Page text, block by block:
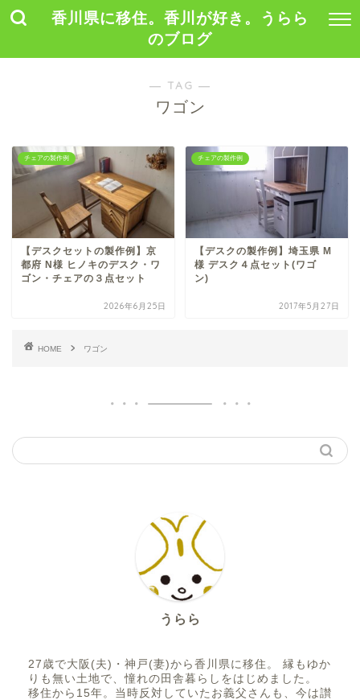
香川県に移住。香川が好き。うらら
のブログ
― TAG ―
ワゴン
チェアの製作例
【デスクセットの製作例】京
都府 N様 ヒノキのデスク・ワ
ゴン・チェアの３点セット
2026年6月25日
チェアの製作例
【デスクの製作例】埼玉県 M
様 デスク４点セット(ワゴ
ン)
2017年5月27日
HOME ワゴン
うらら
27歳で大阪(夫)・神戸(妻)から香川県に移住。 縁もゆか
りも無い土地で、憧れの田舎暮らしをはじめました。
移住から15年。当時反対していたお義父さんも、今は讃